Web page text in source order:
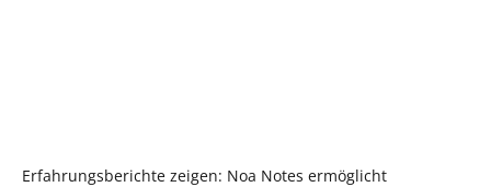
Erfahrungsberichte zeigen: Noa Notes ermöglicht